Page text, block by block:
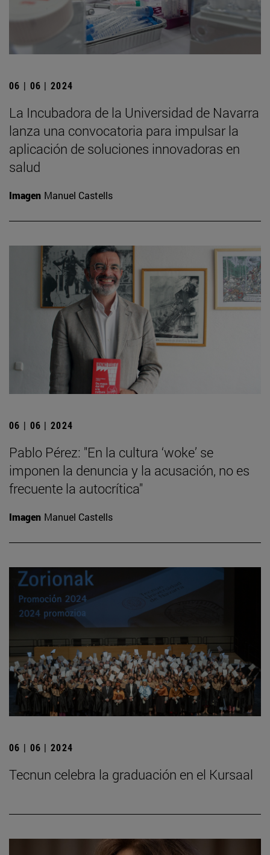
06 | 06 | 2024
La Incubadora de la Universidad de Navarra
lanza una convocatoria para impulsar la
aplicación de soluciones innovadoras en
salud
Imagen Manuel Castells
06 | 06 | 2024
Pablo Pérez: "En la cultura ‘woke’ se
imponen la denuncia y la acusación, no es
frecuente la autocrítica"
Imagen Manuel Castells
06 | 06 | 2024
Tecnun celebra la graduación en el Kursaal